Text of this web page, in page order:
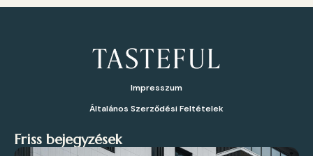
Impresszum
Általános Szerződési Feltételek
Friss bejegyzések